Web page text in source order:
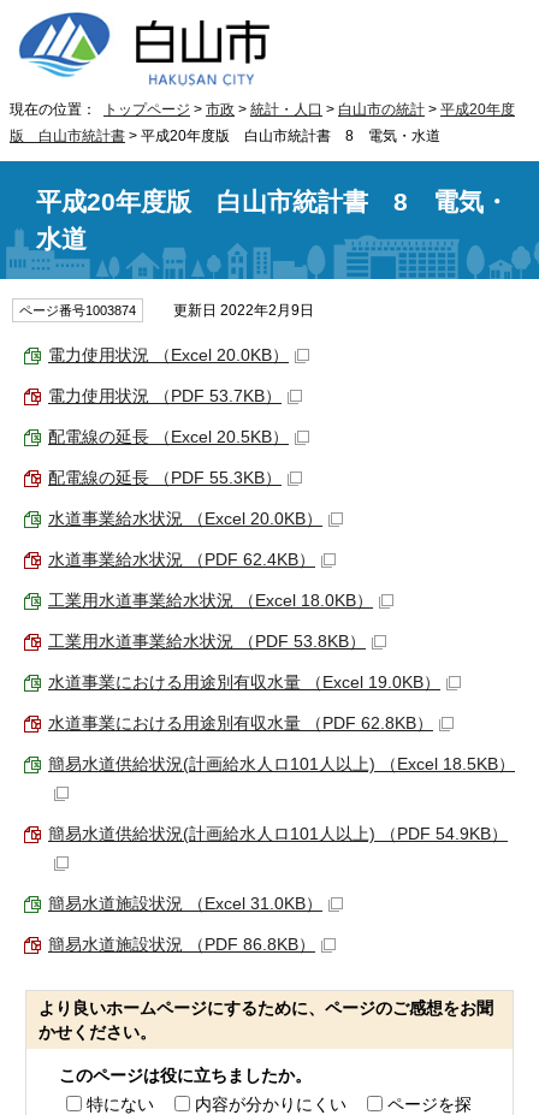
現在の位置： トップページ > 市政 > 統計・人口 > 白山市の統計 > 平成20年度
版 白山市統計書 > 平成20年度版 白山市統計書 8 電気・水道
平成20年度版 白山市統計書 8 電気・
水道
ページ番号1003874 更新日 2022年2月9日
電力使用状況 （Excel 20.0KB）
電力使用状況 （PDF 53.7KB）
配電線の延長 （Excel 20.5KB）
配電線の延長 （PDF 55.3KB）
水道事業給水状況 （Excel 20.0KB）
水道事業給水状況 （PDF 62.4KB）
工業用水道事業給水状況 （Excel 18.0KB）
工業用水道事業給水状況 （PDF 53.8KB）
水道事業における用途別有収水量 （Excel 19.0KB）
水道事業における用途別有収水量 （PDF 62.8KB）
簡易水道供給状況(計画給水人ロ101人以上) （Excel 18.5KB）
簡易水道供給状況(計画給水人ロ101人以上) （PDF 54.9KB）
簡易水道施設状況 （Excel 31.0KB）
簡易水道施設状況 （PDF 86.8KB）
より良いホームページにするために、ページのご感想をお聞
かせください。
このページは役に立ちましたか。
特にない
内容が分かりにくい
ページを探